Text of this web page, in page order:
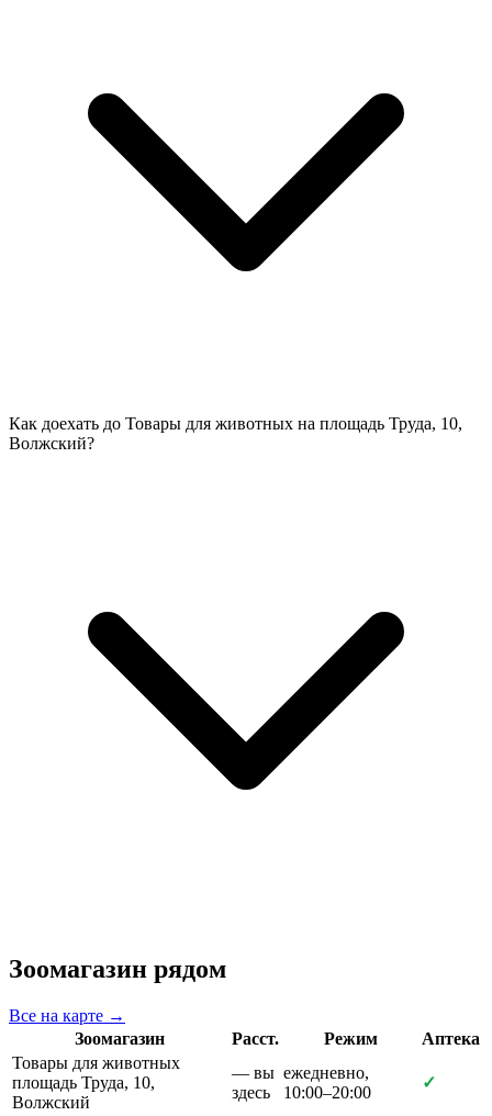
Как доехать до Товары для животных на площадь Труда, 10,
Волжский?
Зоомагазин рядом
Все на карте →
Зоомагазин
Расст. Режим
Аптека
Товары для животных
площадь Труда, 10,
Волжский
— вы
здесь
ежедневно,
10:00–20:00
✓